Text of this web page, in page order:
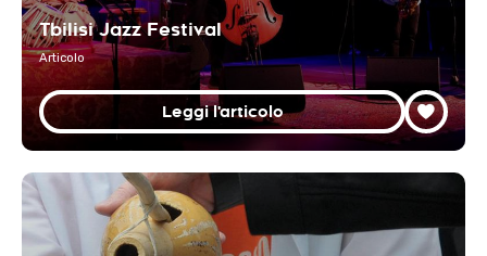
Tbilisi Jazz Festival
Articolo
Leggi l'articolo